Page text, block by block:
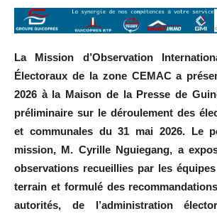
La Mission d’Observation
Électoraux de la zone CEMAC a
2026 à la Maison de la Presse de
préliminaire sur le déroulement des
et communales du 31 mai 2026. Le
mission, M. Cyrille Nguiegang, a
observations recueillies par les
terrain et formulé des
autorités, de l’administration